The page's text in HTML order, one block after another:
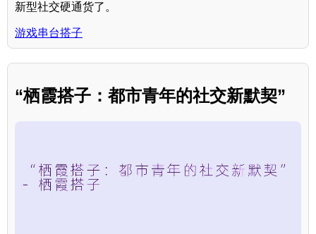
新型社交硬通货了。
游戏串台搭子
“栖霞搭子：都市青年的社交新默契”